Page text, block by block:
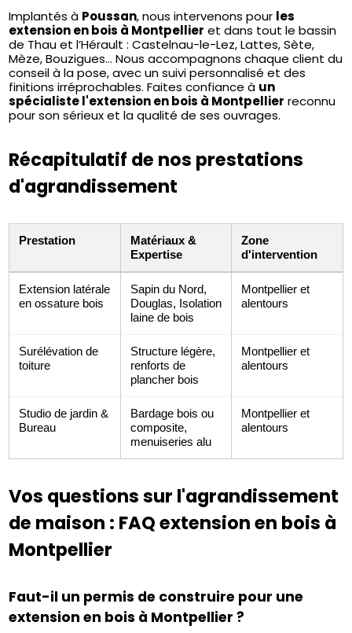
Implantés à Poussan, nous intervenons pour les
extension en bois à Montpellier et dans tout le bassin
de Thau et l’Hérault : Castelnau-le-Lez, Lattes, Sète,
Mèze, Bouzigues… Nous accompagnons chaque client du
conseil à la pose, avec un suivi personnalisé et des
finitions irréprochables. Faites confiance à un
spécialiste l'extension en bois à Montpellier reconnu
pour son sérieux et la qualité de ses ouvrages.
Récapitulatif de nos prestations
d'agrandissement
Prestation
Matériaux &
Expertise
Zone
d'intervention
Extension latérale
en ossature bois
Sapin du Nord,
Douglas, Isolation
laine de bois
Montpellier et
alentours
Surélévation de
toiture
Structure légère,
renforts de
plancher bois
Montpellier et
alentours
Studio de jardin &
Bureau
Bardage bois ou
composite,
menuiseries alu
Montpellier et
alentours
Vos questions sur l'agrandissement
de maison : FAQ extension en bois à
Montpellier
Faut-il un permis de construire pour une
extension en bois à Montpellier ?